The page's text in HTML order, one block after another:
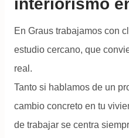
interiorismo
En Graus trabajamos con
estudio cercano, que
real.
Tanto si hablamos de un
cambio concreto en tu
de trabajar se centra